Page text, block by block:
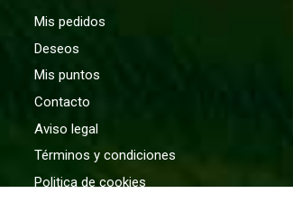
Mis pedidos
Deseos
Mis puntos
Contacto
Aviso legal
Términos y condiciones
Politica de cookies